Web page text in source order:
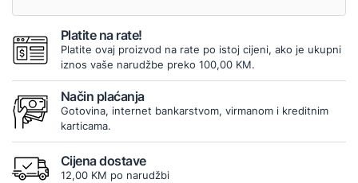
Platite na rate!
Platite ovaj proizvod na rate po istoj cijeni, ako je ukupni
iznos vaše narudžbe preko 100,00 KM.
Način plaćanja
Gotovina, internet bankarstvom, virmanom i kreditnim
karticama.
Cijena dostave
12,00 KM po narudžbi